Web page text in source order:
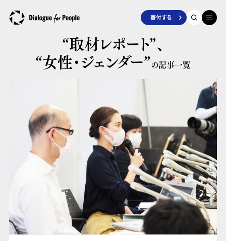
寄付する
“取材レポート”、
“女性・ジェンダー”の記事一覧